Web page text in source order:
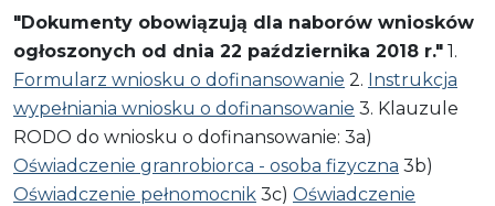
"Dokumenty obowiązują dla naborów wniosków
ogłoszonych od dnia 22 października 2018 r." 1.
Formularz wniosku o dofinansowanie 2. Instrukcja
wypełniania wniosku o dofinansowanie 3. Klauzule
RODO do wniosku o dofinansowanie: 3a)
Oświadczenie granrobiorca - osoba fizyczna 3b)
Oświadczenie pełnomocnik 3c) Oświadczenie